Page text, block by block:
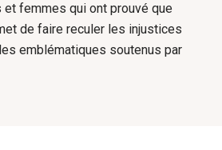
femmes qui ont prouvé que
de faire reculer les injustices
emblématiques soutenus par